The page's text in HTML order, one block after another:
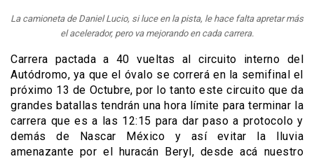
La camioneta de Daniel Lucio, si luce en la pista, le hace falta apretar más
el acelerador, pero va mejorando en cada carrera.
Carrera pactada a 40 vueltas al circuito interno del
Autódromo, ya que el óvalo se correrá en la semifinal el
próximo 13 de Octubre, por lo tanto este circuito que da
grandes batallas tendrán una hora límite para terminar la
carrera que es a las 12:15 para dar paso a protocolo y
demás de Nascar México y así evitar la lluvia
amenazante por el huracán Beryl, desde acá nuestro